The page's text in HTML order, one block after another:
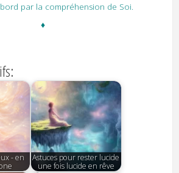
par la compréhension de Soi.
♦
- en
Astuces pour rester lucide
une fois lucide en rêve